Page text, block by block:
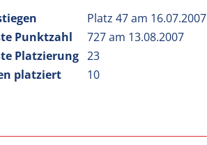
Platz 47 am 16.07.2007
Punktzahl
727 am 13.08.2007
Platzierung 23
platziert
10